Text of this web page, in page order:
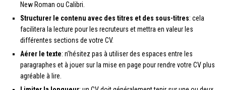
New Roman ou Calibri.
Structurer le contenu avec des titres et des sous-titres: cela
facilitera la lecture pour les recruteurs et mettra en valeur les
différentes sections de votre CV.
Aérer le texte: n’hésitez pas à utiliser des espaces entre les
paragraphes et à jouer sur la mise en page pour rendre votre CV plus
agréable à lire.